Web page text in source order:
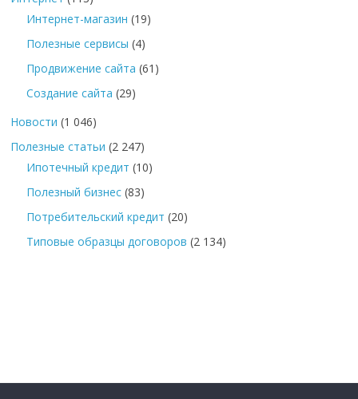
Интернет-магазин (19)
Полезные сервисы (4)
Продвижение сайта (61)
Создание сайта (29)
Новости (1 046)
Полезные статьи (2 247)
Ипотечный кредит (10)
Полезный бизнес (83)
Потребительский кредит (20)
Типовые образцы договоров (2 134)